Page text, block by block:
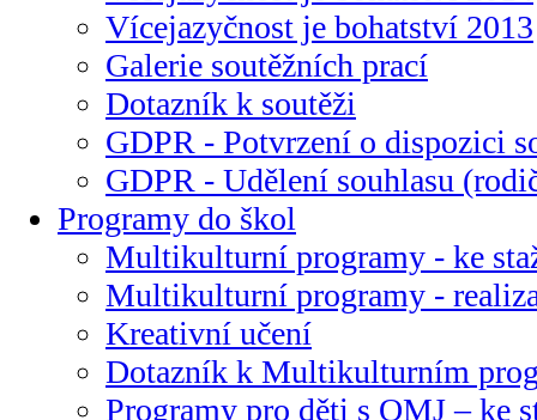
Vícejazyčnost je bohatství 2013
Galerie soutěžních prací
Dotazník k soutěži
GDPR - Potvrzení o dispozici
GDPR - Udělení souhlasu
Programy do škol
Multikulturní programy - ke
Multikulturní programy -
Kreativní učení
Dotazník k Multikulturním
Programy pro děti s OMJ – ke